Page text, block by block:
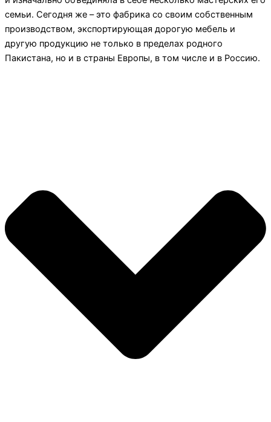
семьи. Сегодня же – это фабрика со своим собственным
производством, экспортирующая дорогую мебель и
другую продукцию не только в пределах родного
Пакистана, но и в страны Европы, в том числе и в Россию.